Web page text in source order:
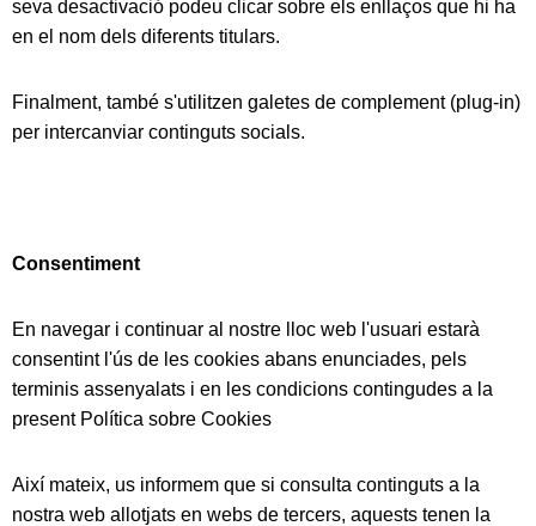
seva desactivació podeu clicar sobre els enllaços que hi ha
en el nom dels diferents titulars.
Finalment, també s'utilitzen galetes de complement (plug-in)
per intercanviar continguts socials.
Consentiment
En navegar i continuar al nostre lloc web l'usuari estarà
consentint l'ús de les cookies abans enunciades, pels
terminis assenyalats i en les condicions contingudes a la
present Política sobre Cookies
Així mateix, us informem que si consulta continguts a la
nostra web allotjats en webs de tercers, aquests tenen la